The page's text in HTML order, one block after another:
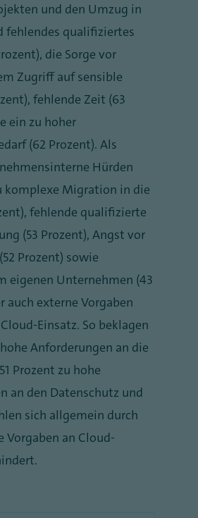
und den Umzug in
fehlendes qualifiziertes
die Sorge vor
Zugriff auf sensible
fehlende Zeit (63
ein zu hoher
(62 Prozent). Als
Hürden
komplexe Migration in die
fehlende qualifizierte
(53 Prozent), Angst vor
Prozent) sowie
eigenen Unternehmen (43
auch externe Vorgaben
Einsatz. So beklagen
Anforderungen an die
Prozent zu hohe
an den Datenschutz und
sich allgemein durch
Vorgaben an Cloud-